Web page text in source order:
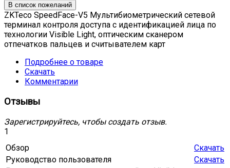
ZKTeco SpeedFace-V5 Мультибиометрический сетевой
терминал контроля доступа с идентификацией лица по
технологии Visible Light, оптическим сканером
отпечатков пальцев и считывателем карт
Подробнее о товаре
Скачать
Комментарии
Отзывы
Зарегистрируйтесь, чтобы создать отзыв.
1
Обзор
Скачать
Руководство пользователя
Скачать